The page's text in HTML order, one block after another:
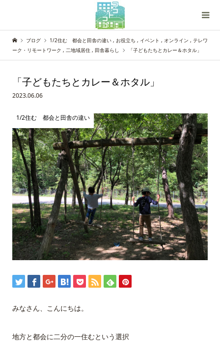
ブログ 1/2住む 都会と田舎の違い , お役立ち , イベント , オンライン , テレワ
ーク・リモートワーク , 二地域居住 , 田舎暮らし 「子どもたちとカレー＆ホタル」
「子どもたちとカレー＆ホタル」
2023.06.06
1/2住む 都会と田舎の違い
みなさん、こんにちは。
地方と都会に二分の一住むという選択